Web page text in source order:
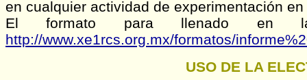
en cualquier actividad de experimentación
El formato para llenado en
http://www.xe1rcs.org.mx/formatos/
USO DE LA